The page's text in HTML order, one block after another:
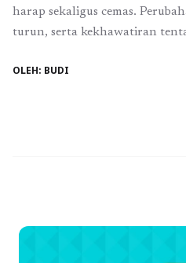
harap sekaligus cemas.
turun, serta kekhawatiran
Al-Qur’an hadir sebagai
OLEH: BUDI